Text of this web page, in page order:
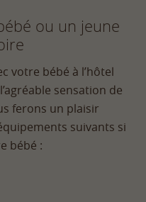
ou un jeune
votre bébé à l’hôtel
sensation de
ferons un plaisir
suivants si
bébé :